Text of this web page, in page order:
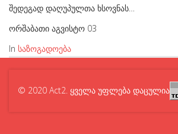
შედეგად დაღუპულთა ხსოვნას…
ორშაბათი აგვისტო 03
In საზოგადოება
© 2020 Act2. ყველა უფლება დაცულია